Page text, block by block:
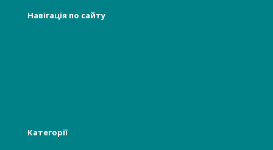
Навігація по сайту
Категорії